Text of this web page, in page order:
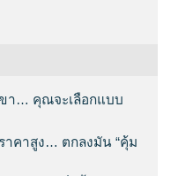
ขา… คุณจะเลือกแบบ
าคาสูง… ตกลงมัน “คุ้ม